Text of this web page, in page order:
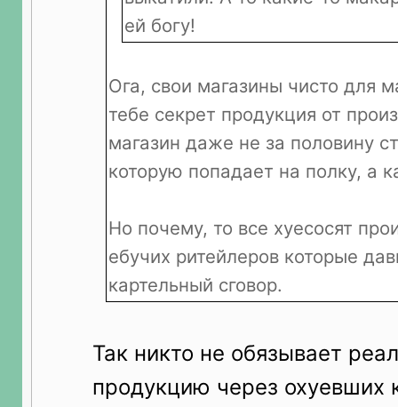
ей богу!
Ога, свои магазины чисто для
тебе секрет продукция от
магазин даже не за половину
которую попадает на полку, а
Но почему, то все хуесосят
ебучих ритейлеров которые
картельный сговор.
Так никто не обязывает
продукцию через охуевших